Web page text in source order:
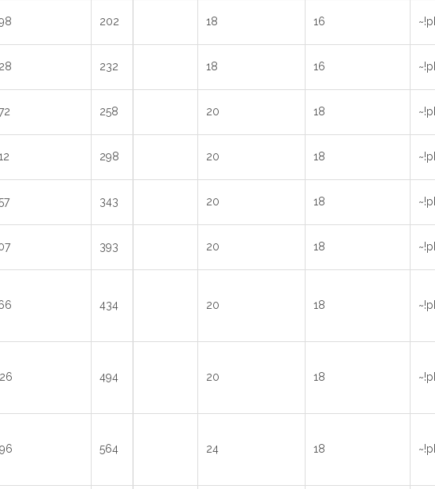
202 18 16
232 18 16
258 20 18
298 20 18
343 20 18
393 20 18
434 20 18
494 20 18
564 24 18